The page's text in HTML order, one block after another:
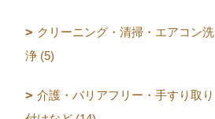
クリーニング・清掃・エアコン洗
浄 (5)
介護・バリアフリー・手すり取り